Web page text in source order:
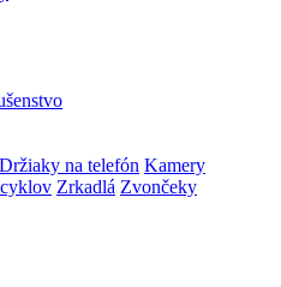
Držiaky na telefón Kamery
Zrkadlá Zvončeky